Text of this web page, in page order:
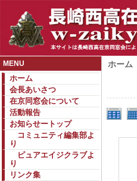
MENU
ホーム
会長あいさつ
在京同窓会について
活動報告
お知らせートップ
コミュニティ編集部よ
り
ピュアエイジクラブよ
り
リンク集
ホーム